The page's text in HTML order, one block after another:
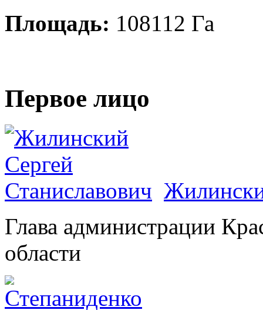
Площадь: 108112 Га
Первое лицо
Глава администрации
области